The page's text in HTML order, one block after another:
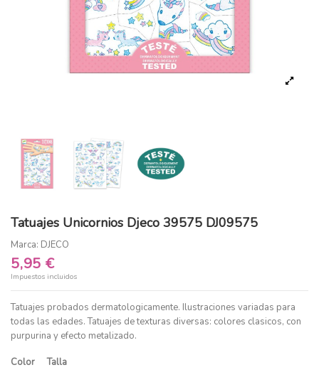
Tatuajes Unicornios Djeco 39575 DJ09575
Marca: DJECO
5,95 €
Impuestos incluidos
Tatuajes probados dermatologicamente. Ilustraciones variadas para
todas las edades. Tatuajes de texturas diversas: colores clasicos, con
purpurina y efecto metalizado.
Color
Talla